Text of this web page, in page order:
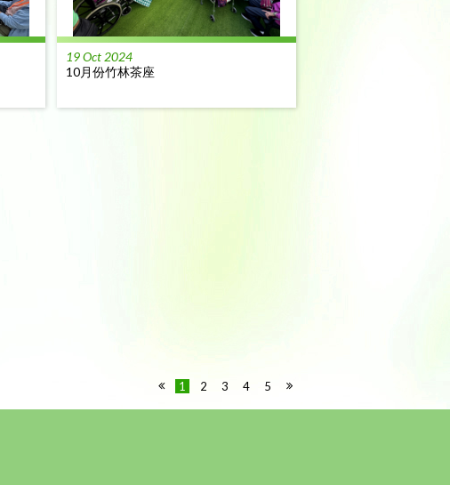
19 Oct 2024
10月份竹林茶座
1 2 3 4 5